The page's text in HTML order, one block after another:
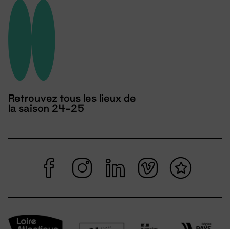
Retrouvez tous les lieux de
la saison 24-25